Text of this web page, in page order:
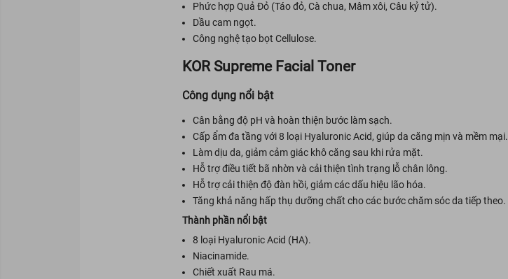
Phức hợp Quả Đỏ (Táo đỏ, Cà chua, Mâm xôi, Câu kỷ tử).
Dầu cam ngọt.
Công nghệ tạo bọt Cellulose.
KOR Supreme Facial Toner
Công dụng nổi bật
Cân bằng độ pH và hoàn thiện bước làm sạch.
Cấp ẩm đa tầng với 8 loại Hyaluronic Acid, giúp da căng mịn và mềm mại.
Làm dịu da, giảm cảm giác khô căng sau khi rửa mặt.
Hỗ trợ điều tiết bã nhờn và cải thiện tình trạng lỗ chân lông.
Hỗ trợ cải thiện độ đàn hồi, giảm các dấu hiệu lão hóa.
Tăng khả năng hấp thụ dưỡng chất cho các bước chăm sóc da tiếp theo.
Thành phần nổi bật
8 loại Hyaluronic Acid (HA).
Niacinamide.
Chiết xuất Rau má.